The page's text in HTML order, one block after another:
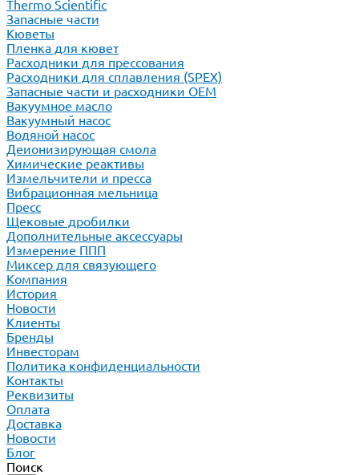
Thermo Scientific
Запасные части
Кюветы
Пленка для кювет
Расходники для прессования
Расходники для сплавления (SPEX)
Запасные части и расходники ОЕМ
Вакуумное масло
Вакуумный насос
Водяной насос
Деионизирующая смола
Химические реактивы
Измельчители и пресса
Вибрационная мельница
Пресс
Щековые дробилки
Дополнительные аксессуары
Измерение ППП
Миксер для связующего
Компания
История
Новости
Клиенты
Бренды
Инвесторам
Политика конфиденциальности
Контакты
Реквизиты
Оплата
Доставка
Новости
Блог
Поиск